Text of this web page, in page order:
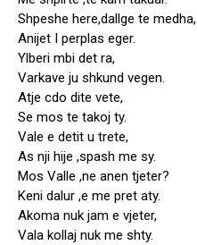
Shpeshe here,dallge te medha,
Anijet I perplas eger.
Ylberi mbi det ra,
Varkave ju shkund vegen.
Atje cdo dite vete,
Se mos te takoj ty.
Vale e detit u trete,
As nji hije ,spash me sy.
Mos Valle ,ne anen tjeter?
Keni dalur ,e me pret aty.
Akoma nuk jam e vjeter,
Vala kollaj nuk me shty.